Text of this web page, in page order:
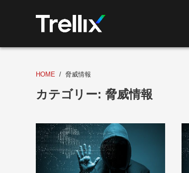
HOME 脅威情報
カテゴリー: 脅威情報